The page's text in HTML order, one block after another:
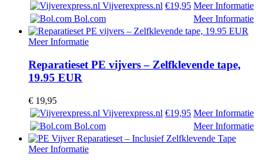
Vijverexpress.nl €19,95 Meer Informatie
Bol.com
Meer Informatie
Meer Informatie
Reparatieset PE vijvers – Zelfklevende tape,
19.95 EUR
€ 19,95
Vijverexpress.nl €19,95 Meer Informatie
Bol.com
Meer Informatie
Meer Informatie